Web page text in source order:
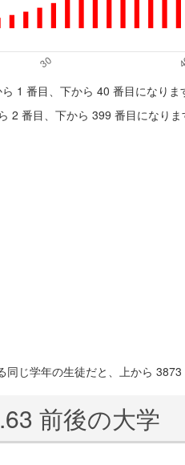
1 番目、下から 40 番目になりま
2 番目、下から 399 番目になりま
じ学年の生徒だと、上から
前後の大学